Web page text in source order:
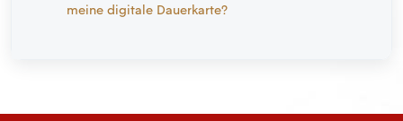
meine digitale Dauerkarte?